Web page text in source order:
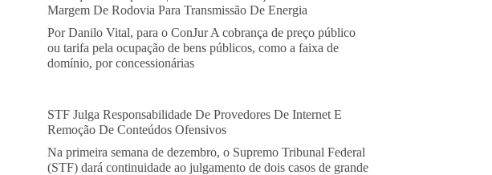
Margem De Rodovia Para Transmissão De Energia
Por Danilo Vital, para o ConJur A cobrança de preço público
ou tarifa pela ocupação de bens públicos, como a faixa de
domínio, por concessionárias
STF Julga Responsabilidade De Provedores De Internet E
Remoção De Conteúdos Ofensivos
Na primeira semana de dezembro, o Supremo Tribunal Federal
(STF) dará continuidade ao julgamento de dois casos de grande